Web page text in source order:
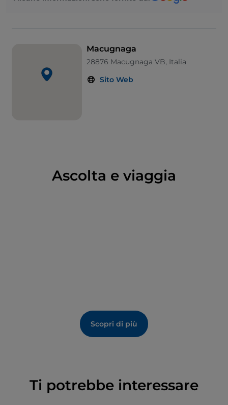
casa-museo Walser, in frazione Borca, che ne
A Macugnaga si possono assaporare i tipici salumi
della val d'Ossola, come la bresaola, la mortadella e il
piccolo prosciutto chiamato "violino di capra
Macugnaga
28876 Macugnaga VB, Italia
Sito Web
Ascolta e viaggia
Scopri di più
Ti potrebbe interessare